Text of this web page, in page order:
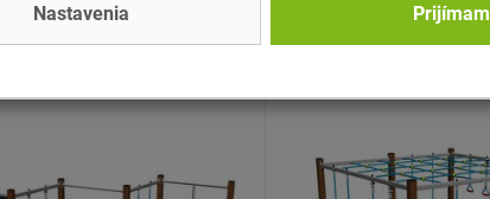
8501K-20 Produkt - SSE-8901K-20
Nastavenia Prijímam